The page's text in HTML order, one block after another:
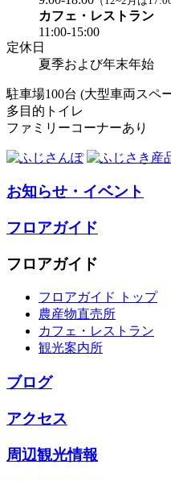
カフェ・レストラン
11:00-15:00
定休日
夏季および年末年始
駐車場100台 (大型車両スペ
多目的トイレ
ファミリーコーナーあり
お知らせ・イベント
フロアガイド
フロアガイド
フロアガイド トップ
農産物直売所
カフェ・レストラン
観光案内所
ブログ
アクセス
周辺観光情報